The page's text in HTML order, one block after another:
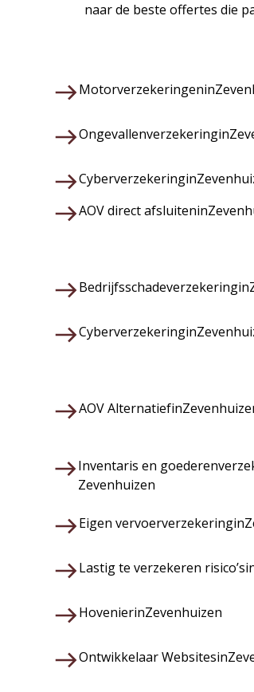
naar de beste offertes die
Motorverzekeringenin
Ongevallenverzekeringin
Cyberverzekeringin
AOV direct afsluitenin
Bedrijfsschadeverzekeringin
Cyberverzekeringin
AOV Alternatiefin
Inventaris en
Zevenhuizen
Eigen vervoerverzekeringin
Lastig te verzekeren risico’s
HovenierinZevenhuizen
Ontwikkelaar Websitesin